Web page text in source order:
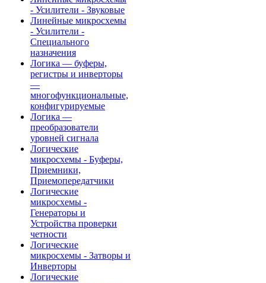
- Усилители - Звуковые
Линейные микросхемы
- Усилители -
Специального
назначения
Логика — буферы,
регистры и инверторы
—
многофункциональные,
конфигурируемые
Логика —
преобразователи
уровней сигнала
Логические
микросхемы - Буферы,
Приемники,
Приемопередатчики
Логические
микросхемы -
Генераторы и
Устройства проверки
четности
Логические
микросхемы - Затворы и
Инверторы
Логические